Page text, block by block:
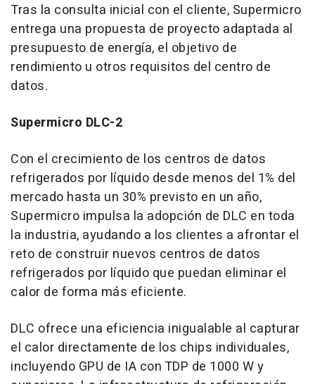
Tras la consulta inicial con el cliente, Supermicro
entrega una propuesta de proyecto adaptada al
presupuesto de energía, el objetivo de
rendimiento u otros requisitos del centro de
datos.
Supermicro DLC-2
Con el crecimiento de los centros de datos
refrigerados por líquido desde menos del 1% del
mercado hasta un 30% previsto en un año,
Supermicro impulsa la adopción de DLC en toda
la industria, ayudando a los clientes a afrontar el
reto de construir nuevos centros de datos
refrigerados por líquido que puedan eliminar el
calor de forma más eficiente.
DLC ofrece una eficiencia inigualable al capturar
el calor directamente de los chips individuales,
incluyendo GPU de IA con TDP de 1000 W y